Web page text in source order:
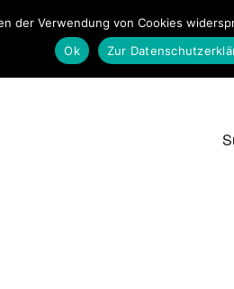
der Verwendung von Cookies
Ok
Zur